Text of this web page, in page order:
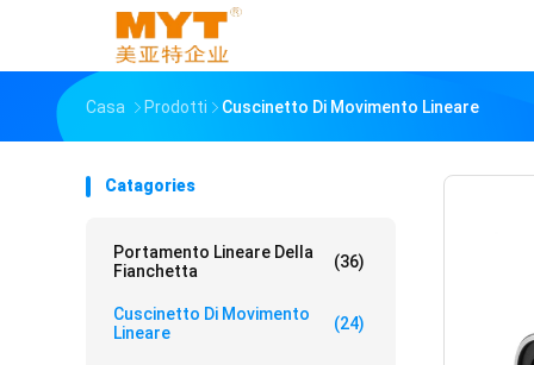
Casa Prodotti Cuscinetto Di Movimento Lineare
Catagories
Portamento Lineare Della
Fianchetta
(36)
Cuscinetto Di Movimento
Lineare
(24)